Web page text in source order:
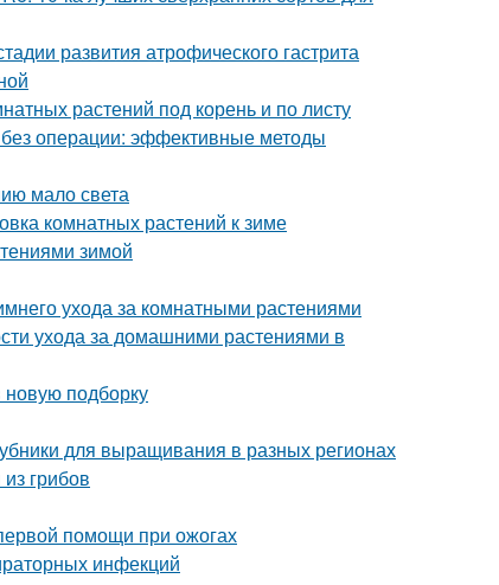
развития атрофического гастрита
растений под корень и по листу
операции: эффективные методы
мало света
комнатных растений к зиме
зимой
ухода за комнатными растениями
ухода за домашними растениями в
подборку
для выращивания в разных регионах
грибов
помощи при ожогах
инфекций